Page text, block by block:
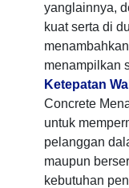
yanglainnya,
kuat serta di
menampilkan
Ketepatan
Concrete
untuk
pelanggan
maupun
kebutuhan